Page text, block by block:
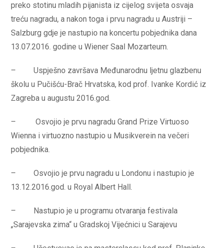
preko stotinu mladih pijanista iz cijelog svijeta osvaja
treću nagradu, a nakon toga i prvu nagradu u Austriji –
Salzburg gdje je nastupio na koncertu pobjednika dana
13.07.2016. godine u Wiener Saal Mozarteum.
– Uspješno završava Međunarodnu ljetnu glazbenu
školu u Pučišću-Brač Hrvatska, kod prof. Ivanke Kordić iz
Zagreba u augustu 2016.god.
– Osvojio je prvu nagradu Grand Prize Virtuoso
Wienna i virtuozno nastupio u Musikverein na večeri
pobjednika.
– Osvojio je prvu nagradu u Londonu i nastupio je
13.12.2016.god. u Royal Albert Hall.
– Nastupio je u programu otvaranja festivala
„Sarajevska zima“ u Gradskoj Vijećnici u Sarajevu